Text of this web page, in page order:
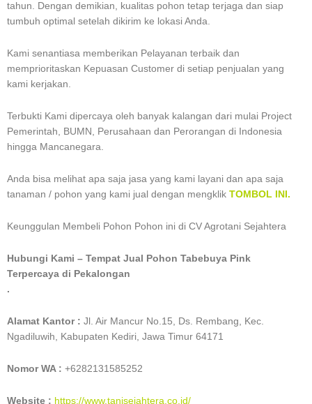
tahun. Dengan demikian, kualitas pohon tetap terjaga dan siap
tumbuh optimal setelah dikirim ke lokasi Anda.
Kami senantiasa memberikan Pelayanan terbaik dan
memprioritaskan Kepuasan Customer di setiap penjualan yang
kami kerjakan.
Terbukti Kami dipercaya oleh banyak kalangan dari mulai Project
Pemerintah, BUMN, Perusahaan dan Perorangan di Indonesia
hingga Mancanegara.
Anda bisa melihat apa saja jasa yang kami layani dan apa saja
tanaman / pohon yang kami jual dengan mengklik TOMBOL INI.
Keunggulan Membeli Pohon Pohon ini di CV Agrotani Sejahtera
Hubungi Kami – Tempat Jual Pohon Tabebuya Pink
Terpercaya di Pekalongan
.
Alamat Kantor : Jl. Air Mancur No.15, Ds. Rembang, Kec.
Ngadiluwih, Kabupaten Kediri, Jawa Timur 64171
Nomor WA : +6282131585252
Website : https://www.tanisejahtera.co.id/